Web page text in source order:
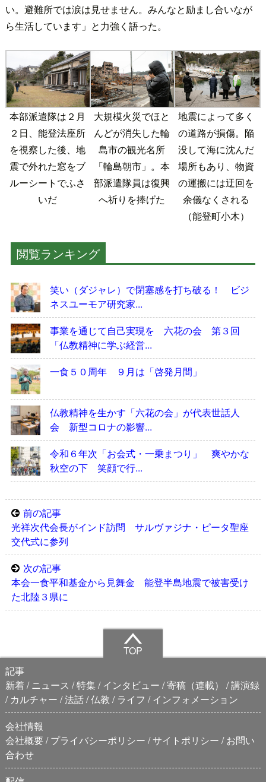
い。避難所では涙は見せません。みんなと励まし合いなが
ら生活しています」と力強く語った。
本部派遣隊は２月
２日、能登法座所
を視察した後、地
震で外れた窓をブ
ルーシートでふさ
いだ
大規模火災でほと
んどが消失した輪
島市の観光名所
「輪島朝市」。本
部派遣隊員は復興
へ祈りを捧げた
地震によって多く
の道路が損傷。陥
没して海に沈んだ
場所もあり、物資
の運搬には迂回を
余儀なくされる
（能登町小木）
閲覧ランキング
笑い（ダジャレ）で閉塞感を打ち破る！ ビジ
ネスユーモア研究家...
事業を通じて自己実現を 六花の会 第３回
「仏教精神に学ぶ経営...
一食５０周年 ９月は「啓発月間」
仏教精神を生かす「六花の会」が代表世話人
会 新型コロナの影響...
令和６年次「お会式・一乗まつり」 爽やかな
秋空の下 笑顔で行...
前の記事
光祥次代会長がインド訪問 サルヴァジナ・ピータ聖座
交代式に参列
次の記事
本会一食平和基金から見舞金 能登半島地震で被害受け
た北陸３県に
TOP
記事
新着
ニュース 特集 インタビュー 寄稿（連載）
講演録
カルチャー 法話 仏教 ライフ
インフォメーション
会社情報
会社概要 プライバシーポリシー サイトポリシー
お問い
合わせ